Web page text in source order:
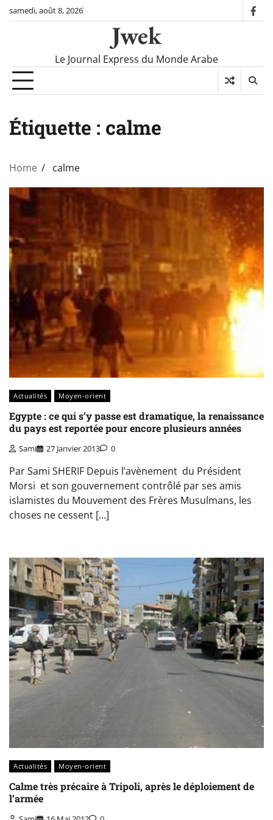
Skipsamedi, août 8, 2026
Jwek
Le Journal Express du Monde Arabe
Étiquette : calme
Home calme
Actualités Moyen-orient
Egypte : ce qui s’y passe est dramatique, la renaissance
du pays est reportée pour encore plusieurs années
Sami 27 Janvier 2013 0
Par Sami SHERIF Depuis l’avènement du Président
Morsi et son gouvernement contrôlé par ses amis
islamistes du Mouvement des Frères Musulmans, les
choses ne cessent […]
Actualités Moyen-orient
Calme très précaire à Tripoli, après le déploiement de
l’armée